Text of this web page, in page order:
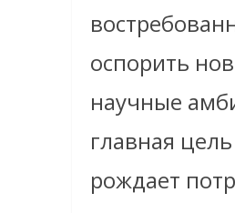
оспорить
научные
главная
рождает